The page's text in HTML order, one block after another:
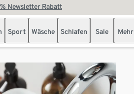
Newsletter Rabatt
Sport Wäsche Schlafen Sale Mehr